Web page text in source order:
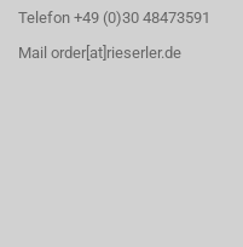
Telefon +49 (0)30 48473591
Mail order[at]rieserler.de